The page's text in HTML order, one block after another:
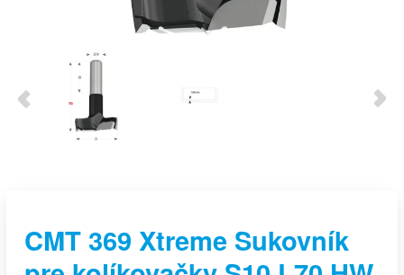
CMT 369 Xtreme Sukovník